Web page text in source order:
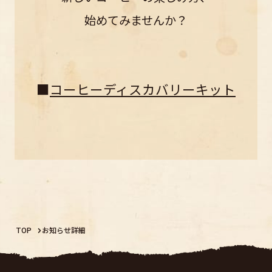
始めてみませんか？
■コーヒーディスカバリーキット
TOP お知らせ詳細